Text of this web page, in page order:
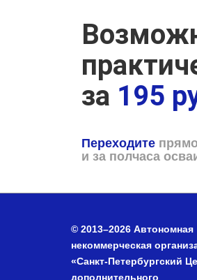
за 195
Переходите
и за полчаса
© 2013–2026 Автономная
некоммерческая
«Санкт-Петербургский
дополнительного